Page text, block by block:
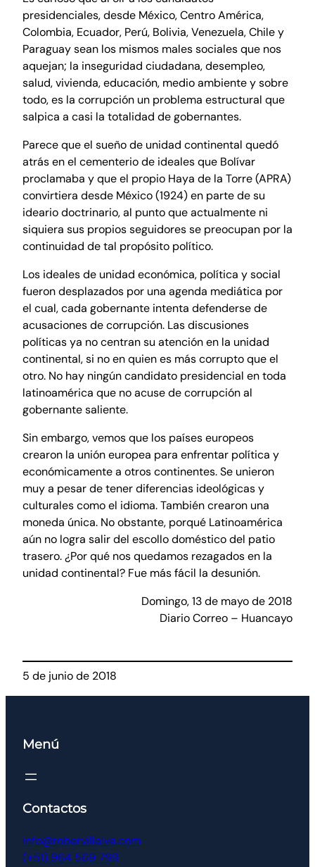
presidenciales, desde México, Centro América,
Colombia, Ecuador, Perú, Bolivia, Venezuela, Chile y
Paraguay sean los mismos males sociales que nos
aquejan; la inseguridad ciudadana, desempleo,
salud, vivienda, educación, medio ambiente y sobre
todo, es la corrupción un problema estructural que
salpica a casi la totalidad de gobernantes.
Parece que el sueño de unidad continental quedó
atrás en el cementerio de ideales que Bolívar
proclamaba y que el propio Haya de la Torre (APRA)
convirtiera desde México (1924) en parte de su
ideario doctrinario, al punto que actualmente ni
siquiera sus propios seguidores se preocupan por la
continuidad de tal propósito político.
Los ideales de unidad económica, política y social
fueron desplazados por una agenda mediática por
el cual, cada gobernante intenta defenderse de
acusaciones de corrupción. Las discusiones
políticas ya no centran su atención en la unidad
continental, si no en quien es más corrupto que el
otro. No hay ningún candidato presidencial en toda
latinoamérica que no acuse de corrupción al
gobernante saliente.
Sin embargo, vemos que los países europeos
crearon la unión europea para enfrentar política y
económicamente a otros continentes. Se unieron
muy a pesar de tener diferencias ideológicas y
culturales como el idioma. También crearon una
moneda única. No obstante, porqué Latinoamérica
aún no logra salir del escollo doméstico del patio
trasero. ¿Por qué nos quedamos rezagados en la
unidad continental? Fue más fácil la desunión.
Domingo, 13 de mayo de 2018
Diario Correo – Huancayo
5 de junio de 2018
Menú
Contactos
info@robervillalva.com
(+51) 964 569 799